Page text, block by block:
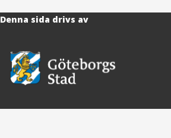
Denna sida drivs av